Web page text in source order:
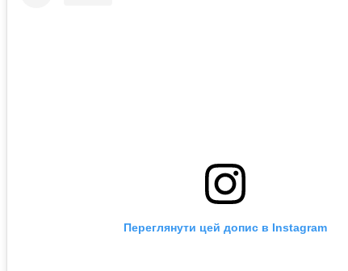
Переглянути цей допис в Instagram